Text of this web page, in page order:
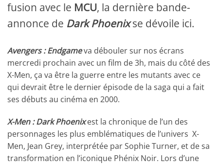
fusion avec le MCU, la dernière bande-
annonce de Dark Phoenixse dévoile ici.
Avengers : Endgameva débouler sur nos écrans
mercredi prochain avec un film de 3h, mais du côté des
X-Men, ça va être la guerre entre les mutants avec ce
qui devrait être le dernier épisode de la saga qui a fait
ses débuts au cinéma en 2000.
X-Men : Dark Phoenixest la chronique de l’un des
personnages les plus emblématiques de l’univers X-
Men, Jean Grey, interprétée par Sophie Turner, et de sa
transformation en l’iconique Phénix Noir. Lors d’une